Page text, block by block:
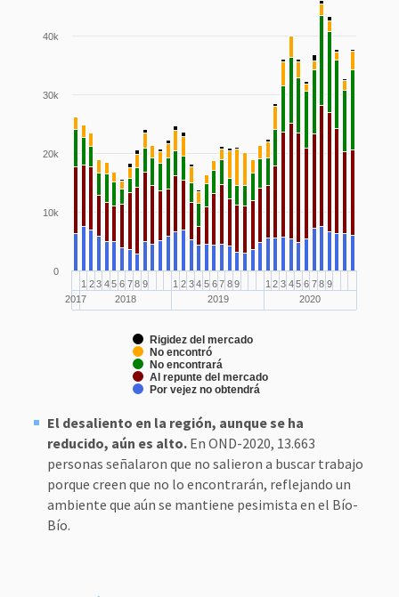
Rigidez del mercado
No encontró
No encontrará
Al repunte del mercado
Por vejez no obtendrá
2017
1
2018
2 3 4 5 6 7 8 9
1
2019
2 3 4 5 6 7 8 9
1
2020
2 3 4 5 6 7 8 9
0
10k
20k
30k
40k
El desaliento en la región, aunque se ha
reducido, aún es alto.En OND-2020, 13.663
personas señalaron que no salieron a buscar trabajo
porque creen que no lo encontrarán, reflejando un
ambiente que aún se mantiene pesimista en el Bío-
Bío.